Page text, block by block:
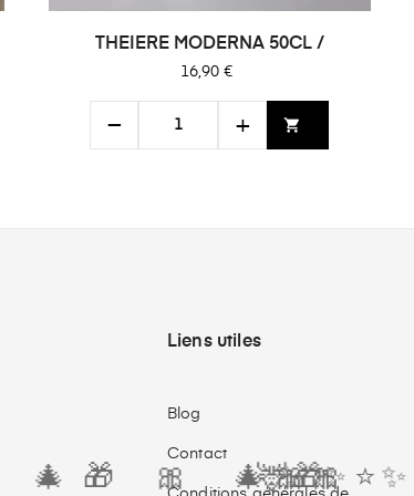
THEIERE MODERNA 50CL /
Prix
16,90 €
− + shopping_cart
Liens utiles
Blog
Contact
🎀🎀 🎄 ⭐ ✨
🎀 ✨
⭐
🎁 ⭐ 🕯️ 🕯️